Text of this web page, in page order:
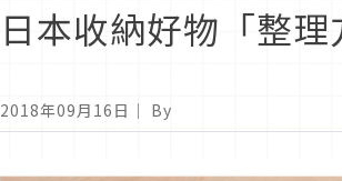
日本收納好物「整
2018年09月16日 ｜ By